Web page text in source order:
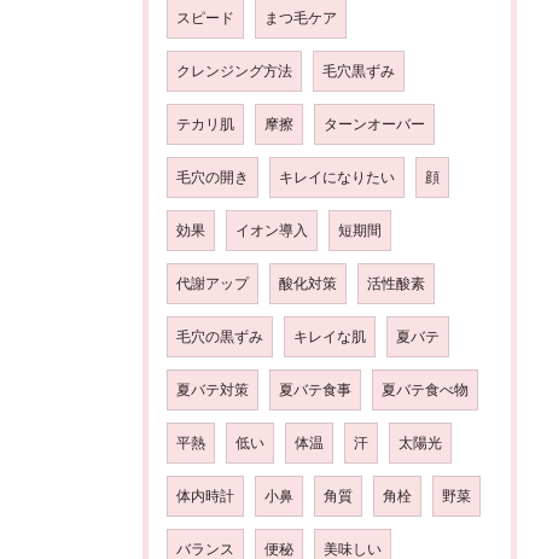
スピード まつ毛ケア
クレンジング方法 毛穴黒ずみ
テカリ肌 摩擦 ターンオーバー
毛穴の開き キレイになりたい 顔
効果 イオン導入 短期間
代謝アップ 酸化対策 活性酸素
毛穴の黒ずみ キレイな肌 夏バテ
夏バテ対策 夏バテ食事 夏バテ食べ物
平熱 低い 体温 汗 太陽光
体内時計 小鼻 角質 角栓 野菜
バランス 便秘 美味しい